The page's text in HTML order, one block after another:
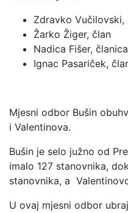
Zdravko
Žarko Žiger, član
Nadica Fišer, članica
Ignac Pasariček,
Mjesni odbor Bušin
i Valentinova.
Bušin je selo južno od
imalo 127 stanovnika,
stanovnika, a
U ovaj mjesni odbor